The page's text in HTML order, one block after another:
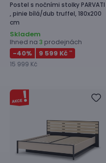
Postel s nočními stolkyPARVATI
, pinie bílá/dub truffel, 180x200
cm
Skladem
Ihned na 3 prodejnách
-40% 9 599 Kč **
15 999 Kč